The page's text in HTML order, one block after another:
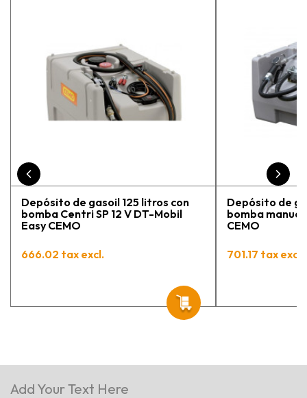
vuelto a comprar, tengo varios
pedidos en proceso y muy
Depósito de gasoil 125 litros con
bomba Centri SP 12 V DT-Mobil
Easy CEMO
666.02 tax excl.
Depósito de
bomba
CEMO
701.17 tax excl.
Add Your Text Here